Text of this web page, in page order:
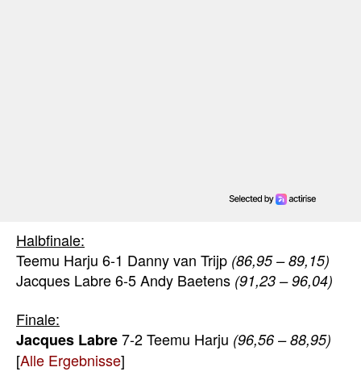
Halbfinale:
Teemu Harju 6-1 Danny van Trijp (86,95 – 89,15)
Jacques Labre 6-5 Andy Baetens (91,23 – 96,04)
Finale:
Jacques Labre7-2 Teemu Harju (96,56 – 88,95)
[Alle Ergebnisse]